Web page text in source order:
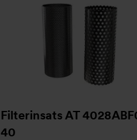
Filterinsats AT
40